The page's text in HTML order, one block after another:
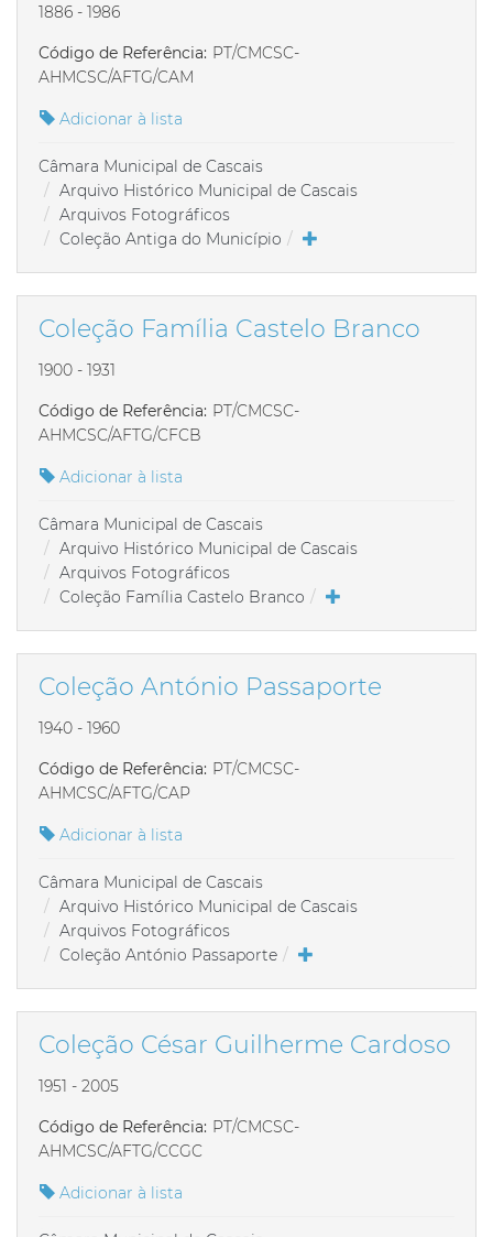
1886 - 1986
Código de Referência: PT/CMCSC-
AHMCSC/AFTG/CAM
Adicionar à lista
Câmara Municipal de Cascais
Arquivo Histórico Municipal de Cascais
Arquivos Fotográficos
Coleção Antiga do Município
Coleção Família Castelo Branco
1900 - 1931
Código de Referência: PT/CMCSC-
AHMCSC/AFTG/CFCB
Adicionar à lista
Câmara Municipal de Cascais
Arquivo Histórico Municipal de Cascais
Arquivos Fotográficos
Coleção Família Castelo Branco
Coleção António Passaporte
1940 - 1960
Código de Referência: PT/CMCSC-
AHMCSC/AFTG/CAP
Adicionar à lista
Câmara Municipal de Cascais
Arquivo Histórico Municipal de Cascais
Arquivos Fotográficos
Coleção António Passaporte
Coleção César Guilherme Cardoso
1951 - 2005
Código de Referência: PT/CMCSC-
AHMCSC/AFTG/CCGC
Adicionar à lista